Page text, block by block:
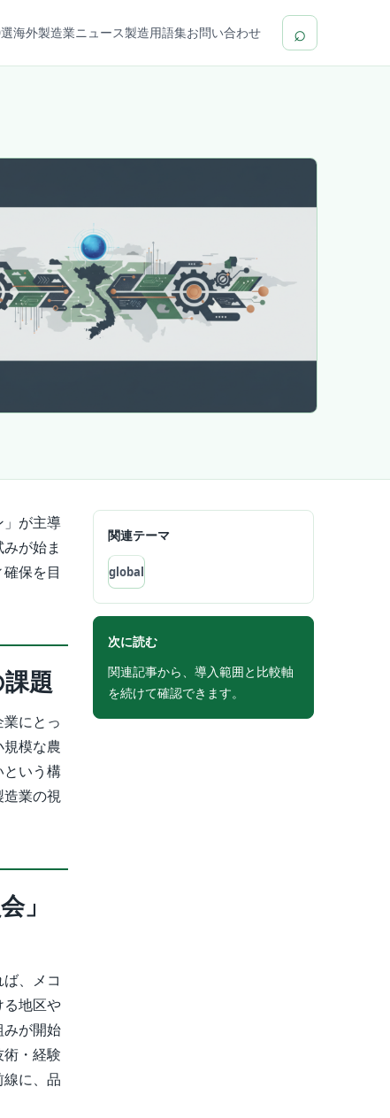
海外製造業ニュース製造用語集お問い合わせ ⌕
」が主導
が始ま
保を目
題
にとっ
模な農
という構
造業の視
」
、メコ
る地区や
みが開始
・経験
に、品
関連テーマ
global
次に読む
関連記事から、導入範囲と比較軸
を続けて確認できます。